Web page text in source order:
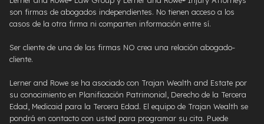
son firmas de abogados independientes. No tienen acceso a los
casos de la otra firma ni comparten información entre sí.
Ser cliente de una de las firmas NO crea una relación abogado-
cliente.
Lerner and Rowe se ha asociado con Trajan Wealth and Estate por
su conocimiento en Planificación Patrimonial, Derecho de la Tercera
Edad, Medicaid para la Tercera Edad. El equipo de Trajan Wealth se
pondrá en contacto con usted para programar su cita. Puede